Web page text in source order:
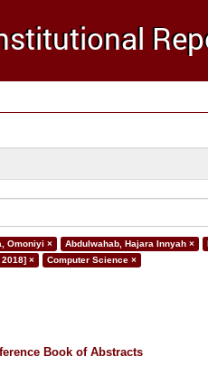
Omoniyi × Abdulwahab, Hajara Innyah ×
2018] × Computer Science ×
Book of Abstracts